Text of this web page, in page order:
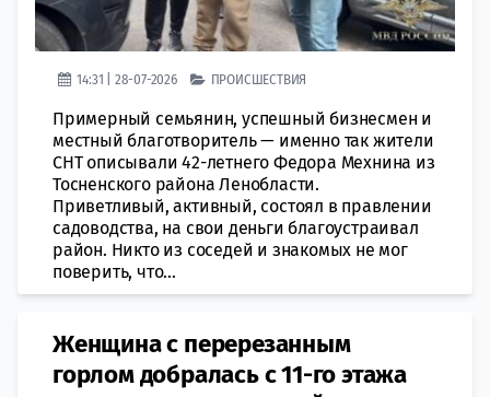
14:31 | 28-07-2026 ПРОИСШЕСТВИЯ
Примерный семьянин, успешный бизнесмен и
местный благотворитель — именно так жители
СНТ описывали 42-летнего Федора Мехнина из
Тосненского района Ленобласти.
Приветливый, активный, состоял в правлении
садоводства, на свои деньги благоустраивал
район. Никто из соседей и знакомых не мог
поверить, что...
Женщина с перерезанным
горлом добралась с 11-го этажа